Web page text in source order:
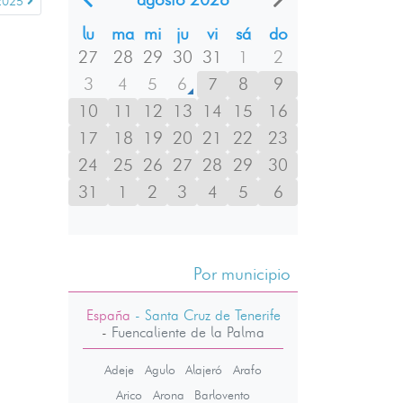
lu
ma mi ju vi sá
do
27
28 29 30 31 1
2
3
4 5 6 7 8
9
10
11 12 13 14 15
16
17
18 19 20 21 22
23
24
25 26 27 28 29
30
31
1 2 3 4 5 6
Por municipio
España - Santa Cruz de Tenerife
- Fuencaliente de la Palma
Adeje Agulo Alajeró
Arafo
Arico
Arona
Barlovento